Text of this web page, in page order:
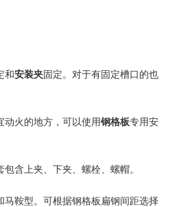
和安装夹固定。对于有固定槽口的也
动火的地方，可以使用钢格板专用安
含上夹、下夹、螺栓、螺帽。
马鞍型。可根据钢格板扁钢间距选择